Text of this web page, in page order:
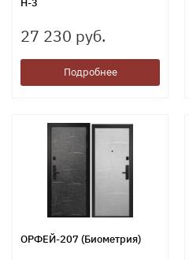
27 230 руб.
Подробнее
ОРФЕЙ-207 (Биометрия)